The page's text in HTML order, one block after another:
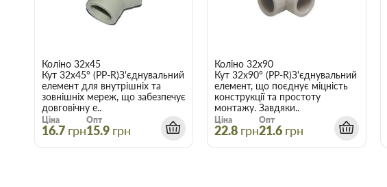
Коліно 32х45
Кут 32х45° (PP-R)З'єднувальний
елемент для внутрішніх та
зовнішніх мереж, що забезпечує
довговічну е..
Ціна
16.7 грн
Опт
15.9 грн
Коліно 32х90
Кут 32х90° (PP-R)З'єднувальний
елемент, що поєднує міцність
конструкції та простоту
монтажу. Завдяки..
Ціна
22.8 грн
Опт
21.6 грн